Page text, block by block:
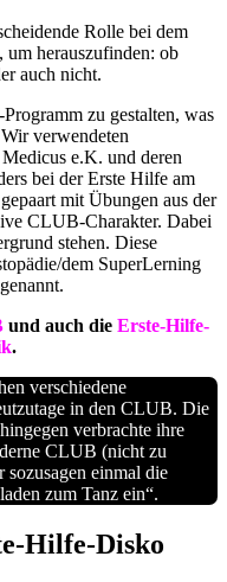
Rolle bei dem
um herauszufinden: ob
auch nicht.
zu gestalten, was
verwendeten
e.K. und deren
bei der Erste Hilfe am
mit Übungen aus der
CLUB-Charakter. Dabei
stehen. Diese
dem SuperLerning
und auch die Erste-Hilfe-
.
verschiedene
in den CLUB. Die
verbrachte ihre
CLUB (nicht zu
einmal die
zum Tanz ein“.
Hilfe-Disko